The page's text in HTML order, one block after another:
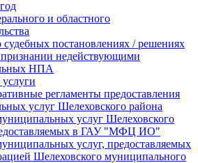
и областного
судебных постановлениях / решениях
недействующими
НПА
регламенты предоставления
услуг Шелеховского района
услуг Шелеховского
в ГАУ "МФЦ ИО"
услуг, предоставляемых
Шелеховского муниципального